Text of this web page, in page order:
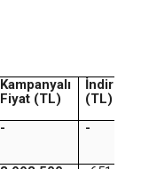
Kampanyalı
Fiyat (TL)
İndirim
(TL)
- -